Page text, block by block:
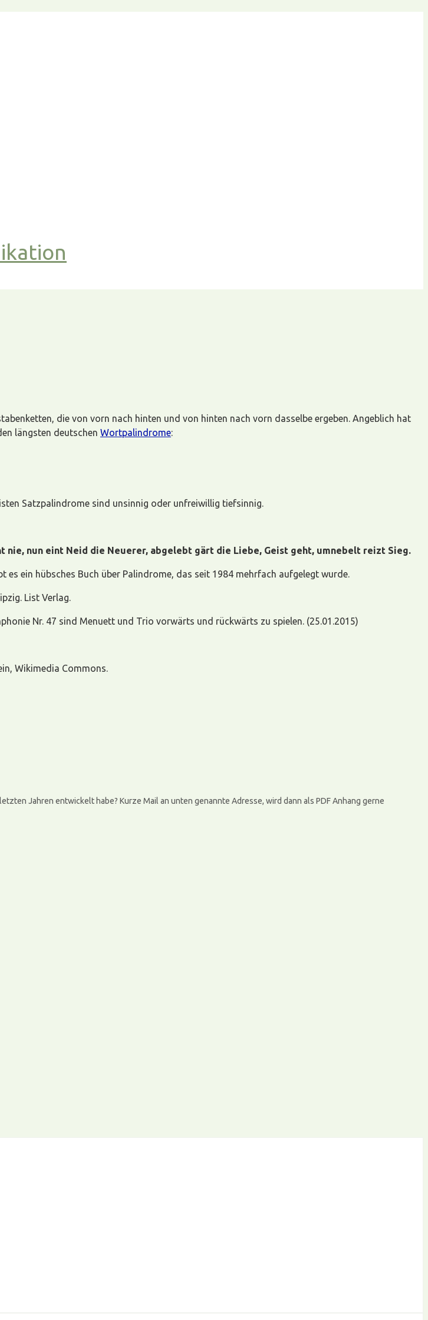
die von vorn nach hinten und von hinten nach vorn dasselbe ergeben. Angeblich hat
längsten deutschen Wortpalindrome:
Satzpalindrome sind unsinnig oder unfreiwillig tiefsinnig.
nun eint Neid die Neuerer, abgelebt gärt die Liebe, Geist geht, umnebelt reizt Sieg.
ein hübsches Buch über Palindrome, das seit 1984 mehrfach aufgelegt wurde.
List Verlag.
Nr. 47 sind Menuett und Trio vorwärts und rückwärts zu spielen. (25.01.2015)
Wikimedia Commons.
Jahren entwickelt habe? Kurze Mail an unten genannte Adresse, wird dann als PDF Anhang gerne